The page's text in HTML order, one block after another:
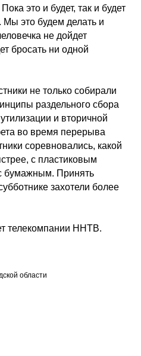
это и будет, так и будет
Мы это будем делать и
не дойдет
бросать ни одной
не только собирали
раздельного сбора
и вторичной
во время перерыва
соревновались, какой
с пластиковым
бумажным. Принять
захотели более
телекомпании ННТВ.
области